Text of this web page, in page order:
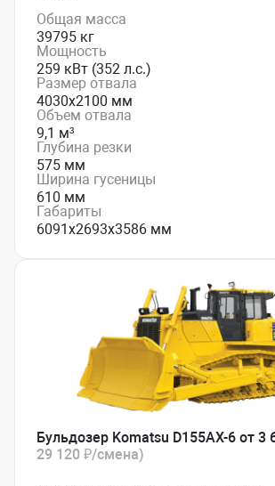
Общая масса
39795 кг
Мощность
259 кВт (352 л.с.)
Размер отвала
4030х2100 мм
Объем отвала
9,1 м³
Глубина резки
575 мм
Ширина гусеницы
610 мм
Габариты
6091х2693х3586 мм
Бульдозер Komatsu D155AX-6 от 3
29 120 ₽/смена)